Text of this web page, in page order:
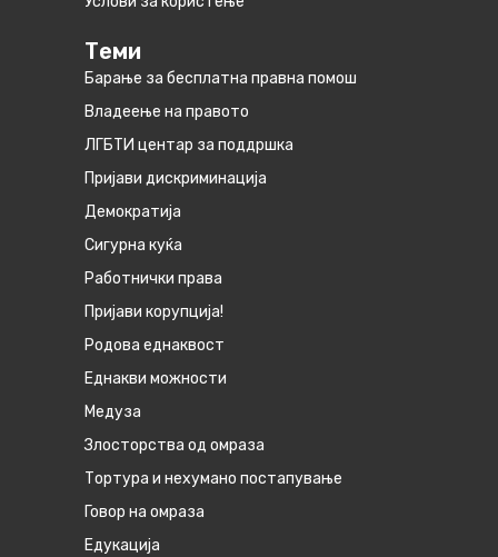
Теми
Барање за бесплатна правна помош
Владеење на правото
ЛГБТИ центар за поддршка
Пријави дискриминација
Демократија
Сигурна куќа
Работнички права
Пријави корупција!
Родова еднаквост
Eднакви можности
Медуза
Злосторства од омраза
Тортура и нехумано постапување
Говор на омраза
Едукација